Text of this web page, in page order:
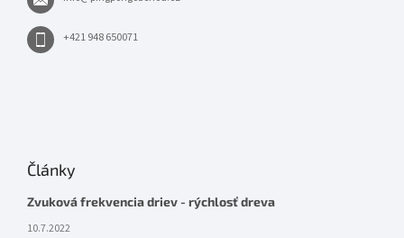
+421 948 650071
Články
Zvuková frekvencia driev - rýchlosť dreva
10.7.2022